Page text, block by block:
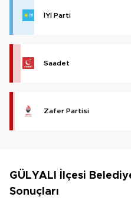
İYİ Parti
Saadet
Zafer Partisi
GÜLYALI İlçesi
Sonuçları